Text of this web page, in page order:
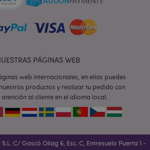
PÁGINAS WEB
web internacionales, en ellas puedes
productos y realizar tu pedido con
al cliente en el idioma local.
C/ Gascó Oliag 6, Esc. C, Entresuelo Puerta 1 -
PHP.net